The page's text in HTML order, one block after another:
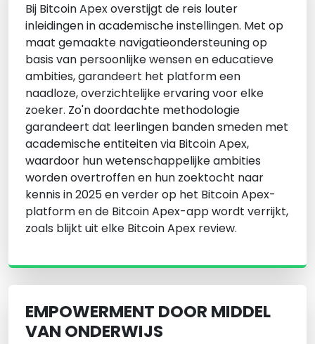
Bij Bitcoin Apex overstijgt de reis louter
inleidingen in academische instellingen. Met op
maat gemaakte navigatieondersteuning op
basis van persoonlijke wensen en educatieve
ambities, garandeert het platform een
naadloze, overzichtelijke ervaring voor elke
zoeker. Zo'n doordachte methodologie
garandeert dat leerlingen banden smeden met
academische entiteiten via Bitcoin Apex,
waardoor hun wetenschappelijke ambities
worden overtroffen en hun zoektocht naar
kennis in 2025 en verder op het Bitcoin Apex-
platform en de Bitcoin Apex-app wordt verrijkt,
zoals blijkt uit elke Bitcoin Apex review.
EMPOWERMENT DOOR MIDDEL
VAN ONDERWIJS